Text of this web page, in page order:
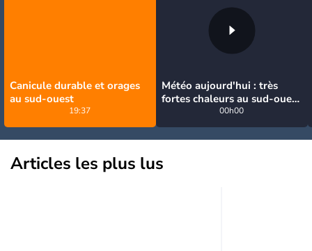
Canicule durable et orages
au sud-ouest
19:37
Météo aujourd'hui : très
fortes chaleurs au sud-ouest
avant des orages, jusqu'à
39°C
00h00
Articles les plus lus